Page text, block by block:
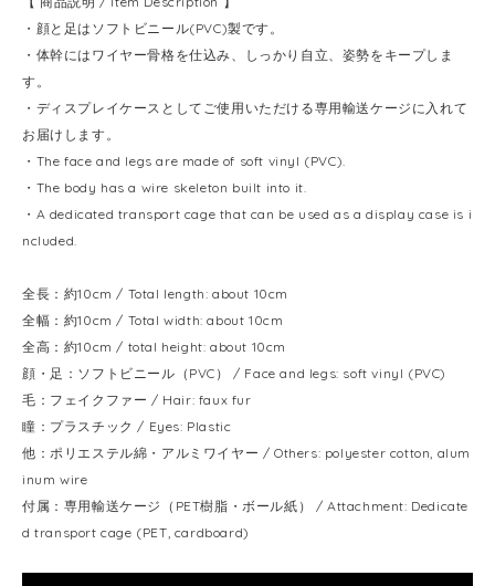
・顔と足はソフトビニール(PVC)製です。
・体幹にはワイヤー骨格を仕込み、しっかり自立、姿勢をキープしま
す。
・ディスプレイケースとしてご使用いただける専用輸送ケージに入れて
お届けします。
・The face and legs are made of soft vinyl (PVC).
・The body has a wire skeleton built into it.
・A dedicated transport cage that can be used as a display case is i
ncluded.
全長：約10cm / Total length: about 10cm
全幅：約10cm / Total width: about 10cm
全高：約10cm / total height: about 10cm
顔・足：ソフトビニール（PVC） / Face and legs: soft vinyl (PVC)
毛：フェイクファー / Hair: faux fur
瞳：プラスチック / Eyes: Plastic
他：ポリエステル綿・アルミワイヤー / Others: polyester cotton, alum
inum wire
付属：専用輸送ケージ（PET樹脂・ボール紙） / Attachment: Dedicate
d transport cage (PET, cardboard)